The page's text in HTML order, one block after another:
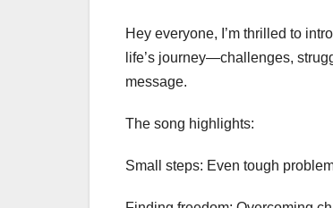
Hey everyone, I’m thrilled to
life’s journey—challenges,
message.
The song highlights:
Small steps: Even tough